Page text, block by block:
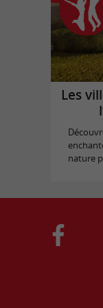
Les
nature